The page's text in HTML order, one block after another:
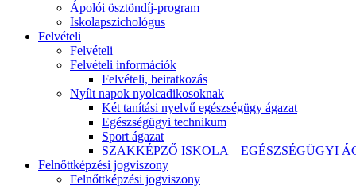
Ápolói ösztöndíj-program
Iskolapszichológus
Felvételi
Felvételi
Felvételi információk
Felvételi, beiratkozás
Nyílt napok nyolcadikosoknak
Két tanítási nyelvű egészségügy ágazat
Egészségügyi technikum
Sport ágazat
SZAKKÉPZŐ ISKOLA – EGÉSZSÉGÜGYI
Felnőttképzési jogviszony
Felnőttképzési jogviszony